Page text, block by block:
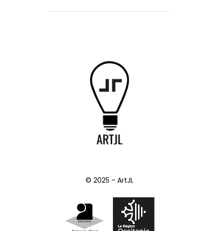
© 2025 - ArtJL